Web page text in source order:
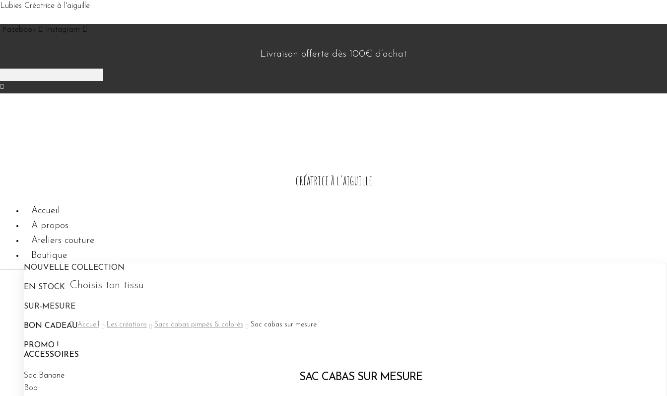
Lubies Créatrice à l'aiguille
Facebook Instagram
Livraison offerte dès 100€ d’achat
créatrice à l'aiguille
Accueil
A propos
Ateliers couture
Boutique
NOUVELLE COLLECTION
EN STOCK
SUR-MESURE
BON CADEAU
PROMO !
ACCESSOIRES
Sac Banane
Bob
Choisis ton tissu
Accueil Les créations Sacs cabas pimpés & colorés Sac cabas sur mesure
SAC CABAS SUR MESURE